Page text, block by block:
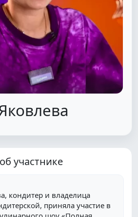
участнике
кондитер и владелица
приняла участие в